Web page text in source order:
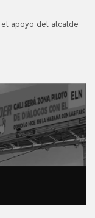
apoyo del alcalde